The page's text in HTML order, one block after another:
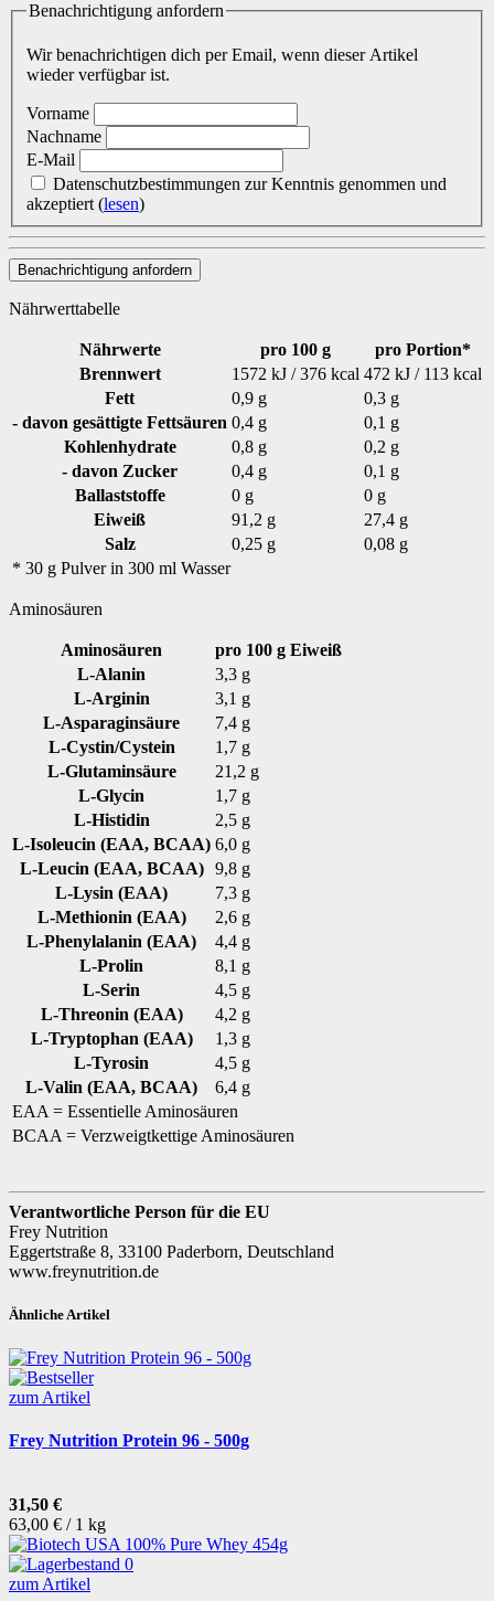
Benachrichtigung anfordern
Wir benachrichtigen dich per Email, wenn dieser Artikel
wieder verfügbar ist.
Vorname
Nachname
E-Mail
akzeptiert (lesen)
Benachrichtigung anfordern
Nährwerttabelle
Nährwerte pro 100 g
pro Portion*
Brennwert
1572 kJ / 376 kcal 472 kJ / 113 kcal
Fett
0,9 g
0,3 g
- davon gesättigte Fettsäuren 0,4 g
0,1 g
Kohlenhydrate
0,8 g
0,2 g
- davon Zucker
0,4 g
0,1 g
Ballaststoffe
0 g
0 g
Eiweiß
91,2 g
27,4 g
Salz
0,25 g
0,08 g
* 30 g Pulver in 300 ml Wasser
Aminosäuren
Aminosäuren
pro 100 g Eiweiß
L-Alanin
3,3 g
L-Arginin
3,1 g
L-Asparaginsäure
7,4 g
L-Cystin/Cystein
1,7 g
L-Glutaminsäure
21,2 g
L-Glycin
1,7 g
L-Histidin
2,5 g
L-Isoleucin (EAA, BCAA) 6,0 g
L-Leucin (EAA, BCAA)
9,8 g
L-Lysin (EAA)
7,3 g
L-Methionin (EAA)
2,6 g
L-Phenylalanin (EAA)
4,4 g
L-Prolin
8,1 g
L-Serin
4,5 g
L-Threonin (EAA)
4,2 g
L-Tryptophan (EAA)
1,3 g
L-Tyrosin
4,5 g
L-Valin (EAA, BCAA)
6,4 g
EAA = Essentielle Aminosäuren
BCAA = Verzweigtkettige Aminosäuren
Verantwortliche Person für die EU
Frey Nutrition
Eggertstraße 8, 33100 Paderborn, Deutschland
www.freynutrition.de
Ähnliche Artikel
zum Artikel
Frey Nutrition Protein 96 - 500g
31,50 €
63,00 € / 1 kg
zum Artikel